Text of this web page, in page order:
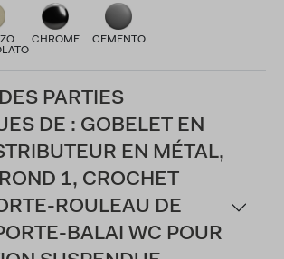
CHROME CEMENTO
PARTIES
DE : GOBELET EN
EN MÉTAL,
1, CROCHET
ROULEAU DE
BALAI WC POUR